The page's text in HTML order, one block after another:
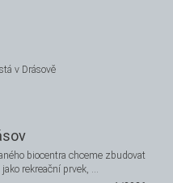
v Drásově
biocentra chceme zbudovat
rekreační prvek, …